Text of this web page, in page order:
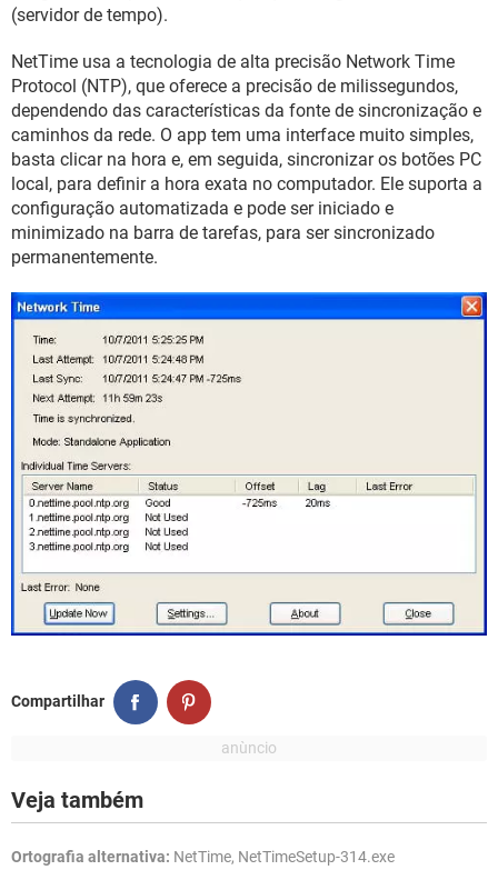
GUIA DE COMPRAS
(servidor de tempo).
NetTime usa a tecnologia de alta precisão Network Time
Protocol (NTP), que oferece a precisão de milissegundos,
dependendo das características da fonte de sincronização e
caminhos da rede. O app tem uma interface muito simples,
basta clicar na hora e, em seguida, sincronizar os botões PC
local, para definir a hora exata no computador. Ele suporta a
configuração automatizada e pode ser iniciado e
minimizado na barra de tarefas, para ser sincronizado
permanentemente.
Compartilhar
Veja também
Ortografia alternativa: NetTime, NetTimeSetup-314.exe